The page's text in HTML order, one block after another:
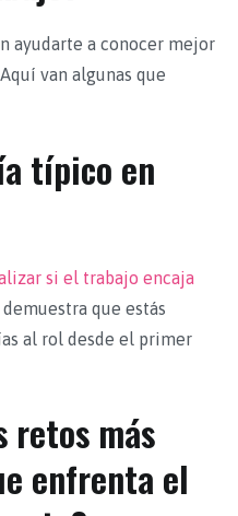
ayudarte a conocer mejor
van algunas que
típico en
si el trabajo encaja
demuestra que estás
al rol desde el primer
retos más
enfrenta el